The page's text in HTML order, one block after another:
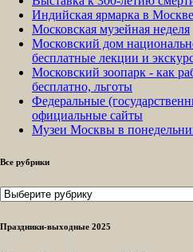
Индийская ярмарка в
Московская музейная неделя
Московский дом
бесплатные лекции и
Московский зоопарк - как
бесплатно, льготы
Федеральные
официальные сайты
Музеи Москвы в
Все рубрики
Все
Праздники-выходные 2025